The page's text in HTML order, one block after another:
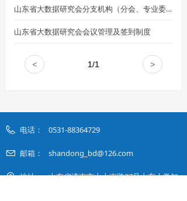
山东省大数据研究会分支机构（分会、专业委员会）组成人员候选标准
山东省大数据研究会会议管理及签到制度
< >
1/1
电话： 0531-88364729
邮箱： shandong_bd@126.com
地址： 山东省济南市山大南路27号山东大学知